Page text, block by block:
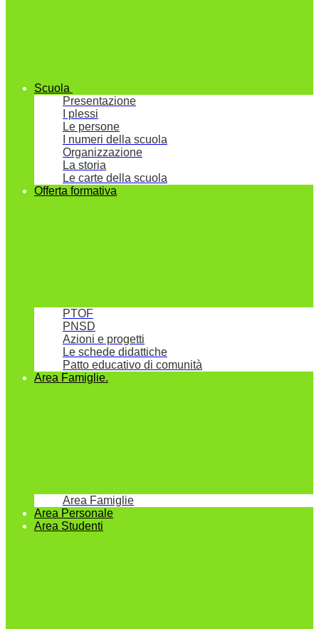
Scuola
Presentazione
I plessi
Le persone
I numeri della scuola
Organizzazione
La storia
Le carte della scuola
Offerta formativa
PTOF
PNSD
Azioni e progetti
Le schede didattiche
Patto educativo di comunità
Area Famiglie.
Area Famiglie
Area Personale
Area Studenti